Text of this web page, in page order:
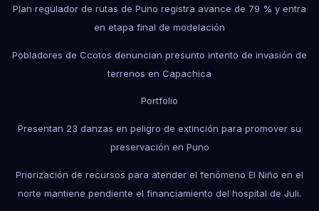
Plan regulador de rutas de Puno registra avance de 79 % y entra
en etapa final de modelación
Pobladores de Ccotos denuncian presunto intento de invasión de
terrenos en Capachica
Portfolio
Presentan 23 danzas en peligro de extinción para promover su
preservación en Puno
Priorización de recursos para atender el fenómeno El Niño en el
norte mantiene pendiente el financiamiento del hospital de Juli.